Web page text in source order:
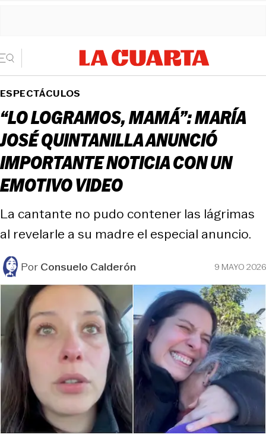
ESPECTÁCULOS
“LO LOGRAMOS, MAMÁ”: MARÍA
JOSÉ QUINTANILLA ANUNCIÓ
IMPORTANTE NOTICIA CON UN
EMOTIVO VIDEO
La cantante no pudo contener las lágrimas
al revelarle a su madre el especial anuncio.
PorConsuelo Calderón 9 MAYO 2026